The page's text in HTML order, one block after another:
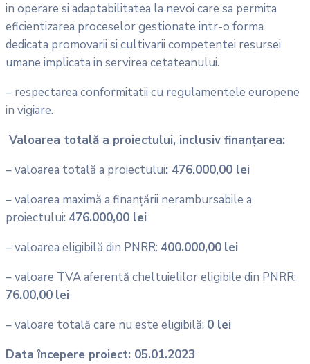
in operare si adaptabilitatea la nevoi care sa permita
eficientizarea proceselor gestionate intr-o forma
dedicata promovarii si cultivarii competentei resursei
umane implicata in servirea cetateanului.
– respectarea conformitatii cu regulamentele europene
in vigiare.
Valoarea totală a proiectului, inclusiv finanțarea:
– valoarea totală a proiectului: 476.000,00 lei
– valoarea maximă a finanțării nerambursabile a
proiectului: 476.000,00 lei
– valoarea eligibilă din PNRR: 400.000,00 lei
– valoare TVA aferentă cheltuielilor eligibile din PNRR:
76.00,00 lei
– valoare totală care nu este eligibilă: 0 lei
Data începere proiect: 05.01.2023